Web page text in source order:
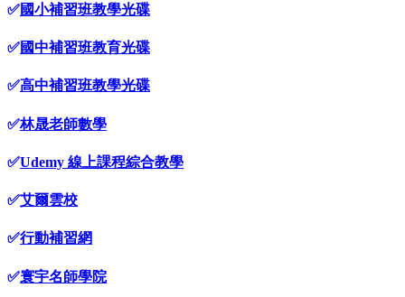
✅國小補習班教學光碟
✅國中補習班教育光碟
✅高中補習班教學光碟
✅林晟老師數學
✅Udemy 線上課程綜合教學
✅艾爾雲校
✅行動補習網
✅寰宇名師學院